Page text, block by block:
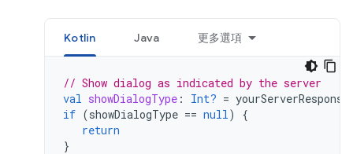
Kotlin Java 更多選項
// Show dialog as indicated by the server
val showDialogType : Int? = yourServerResponse
if (showDialogType == null)
{
return
}